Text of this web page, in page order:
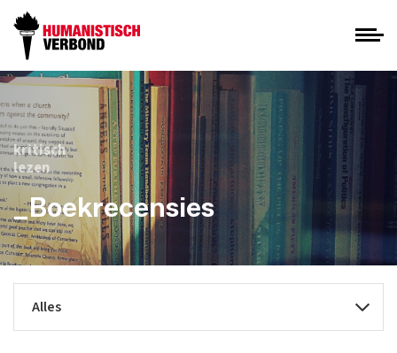
kritisch
lezen
_Boekrecensies